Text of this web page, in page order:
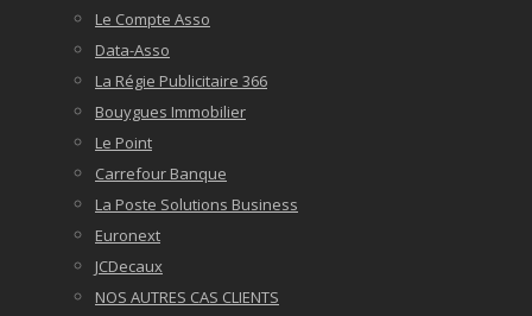
Le Compte Asso
Data-Asso
La Régie Publicitaire 366
Bouygues Immobilier
Le Point
Carrefour Banque
La Poste Solutions Business
Euronext
JCDecaux
NOS AUTRES CAS CLIENTS